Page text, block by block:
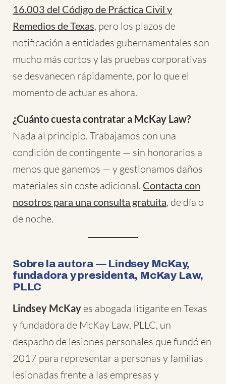
16.003 del Código de Práctica Civil y
Remedios de Texas, pero los plazos de
notificación a entidades gubernamentales son
mucho más cortos y las pruebas corporativas
se desvanecen rápidamente, por lo que el
momento de actuar es ahora.
¿Cuánto cuesta contratar a McKay Law?
Nada al principio. Trabajamos con una
condición de contingente — sin honorarios a
menos que ganemos — y gestionamos daños
materiales sin coste adicional. Contacta con
nosotros para una consulta gratuita, de día o
de noche.
Sobre la autora — Lindsey McKay,
fundadora y presidenta, McKay Law,
PLLC
Lindsey McKay es abogada litigante en Texas
y fundadora de McKay Law, PLLC, un
despacho de lesiones personales que fundó en
2017 para representar a personas y familias
lesionadas frente a las empresas y